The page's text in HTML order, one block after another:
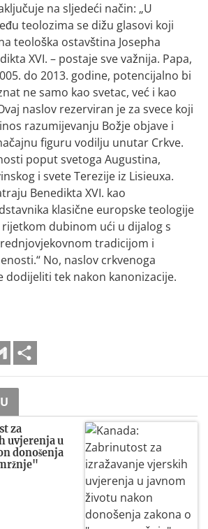
na sljedeći način: „U
teolozima se dižu glasovi koji
teološka ostavština Josepha
XVI. – postaje sve važnija. Papa,
do 2013. godine, potencijalno bi
ne samo kao svetac, već i kao
naslov rezerviran je za svece koji
razumijevanju Božje objave i
figuru vodilju unutar Crkve.
poput svetoga Augustina,
i svete Terezije iz Lisieuxa.
Benedikta XVI. kao
klasične europske teologije
dubinom ući u dijalog s
tradicijom i
No, naslov crkvenoga
dodijeliti tek nakon kanonizacije.
Gmail
za
uvjerenja u
donošenja